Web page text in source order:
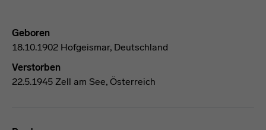
Geboren
18.10.1902 Hofgeismar, Deutschland
Verstorben
22.5.1945 Zell am See, Österreich